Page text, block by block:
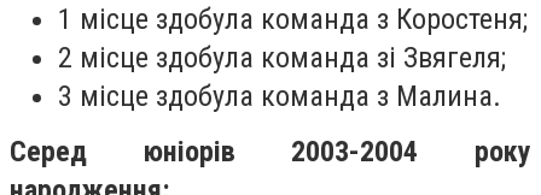
1 місце здобула команда з Коростеня;
2 місце здобула команда зі Звягеля;
3 місце здобула команда з Малина.
Серед юніорів 2003-2004 року